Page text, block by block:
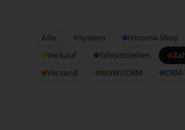
Alle System tricoma Shop
Verkauf
Schnittstellen
Versand
WaWi/CRM